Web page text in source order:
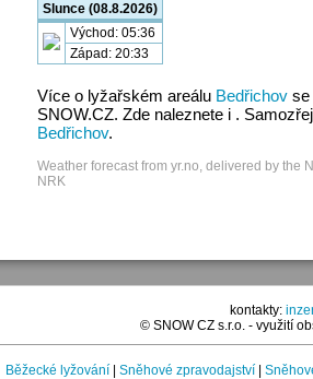
Slunce (08.8.2026)
Východ: 05:36
Západ: 20:33
Více o lyžařském areálu Bedřichov se
SNOW.CZ. Zde naleznete i .
Bedřichov.
Weather forecast from yr.no, delivered by the
NRK
kontakty:
© SNOW CZ s.r.o. - využití
Běžecké lyžování Sněhové zpravodajství